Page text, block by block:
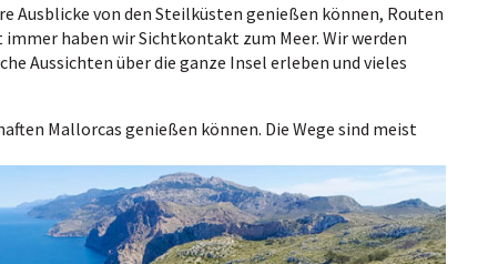
Ausblicke von den Steilküsten genießen können, Routen
haben wir Sichtkontakt zum Meer. Wir werden
Aussichten über die ganze Insel erleben und vieles
Mallorcas genießen können. Die Wege sind meist